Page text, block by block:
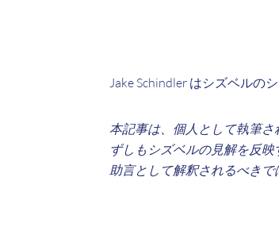
Jake Schindler はシズベルの
本記事は、個人として執筆
ずしもシズベルの見解を反
助言として解釈されるべきで